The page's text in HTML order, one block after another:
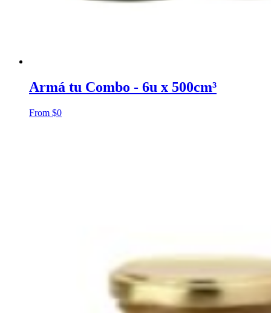
Armá tu Combo - 6u x 500cm³
From $0